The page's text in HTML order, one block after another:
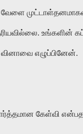
வேளை
. உங்களின்
வினாவை எழுப்பினேன்.
கேள்வி